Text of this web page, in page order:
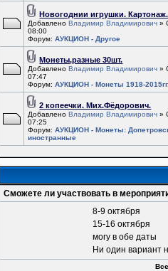
Новогоднии игрушки. Картонаж.
ДобавленоВладимир Владимирович »
08:00
Форум:АУКЦИОН - Другое
Монеты,разные 30шт.
ДобавленоВладимир Владимирович »
07:47
Форум:АУКЦИОН - Монеты 1918-
2 копеечки. Мих.Фёдорович.
ДобавленоВладимир Владимирович »
07:25
Форум:АУКЦИОН - Монеты:
иностранные
Сможете ли участвовать в
8-9 октября
15-16 октября
могу в обе даты
Ни один вариант